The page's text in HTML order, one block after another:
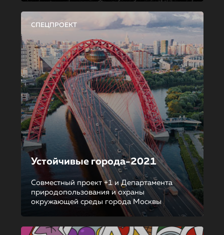
СПЕЦПРОЕКТ
Устойчивые города-2021
Совместный проект +1 и Департамента
природопользования и охраны
окружающей среды города Москвы